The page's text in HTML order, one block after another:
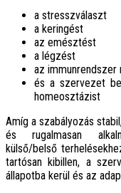
a stresszválaszt
a keringést
az emésztést
a légzést
az immunrendszer
és a szervezet
homeosztázist
Amíg a szabályozás
és rugalmasan
külső/belső
tartósan kibillen, a
állapotba kerül és az